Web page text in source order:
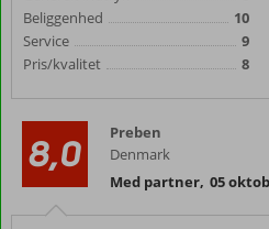
Beliggenhed
10
Service
9
Pris/kvalitet
8
8,0
Preben
Denmark
Med partner, 05